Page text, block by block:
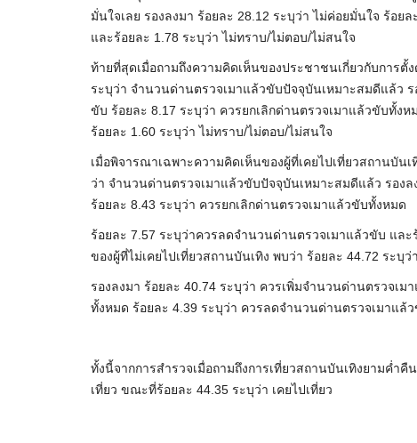
มั่นใจเลย รองลงมา ร้อยละ 28.12 ระบุว่า ไม่ค่อยมั่นใจ ร้อ
และร้อยละ 1.78 ระบุว่า ไม่ทราบ/ไม่ตอบ/ไม่สนใจ
ท้ายที่สุดเมื่อถามถึงความคิดเห็นของประชาชนเกี่ยวกับการตั้
ระบุว่า จำนวนด่านตรวจเมาแล้วขับปัจจุบันเหมาะสมดีแล้ว
ขับ ร้อยละ 8.17 ระบุว่า ควรยกเลิกด่านตรวจเมาแล้วขับทั้ง
ร้อยละ 1.60 ระบุว่า ไม่ทราบ/ไม่ตอบ/ไม่สนใจ
เมื่อพิจารณาเฉพาะความคิดเห็นของผู้ที่เคยไปเที่ยวสถานบัน
ว่า จำนวนด่านตรวจเมาแล้วขับปัจจุบันเหมาะสมดีแล้ว รอง
ร้อยละ 8.43 ระบุว่า ควรยกเลิกด่านตรวจเมาแล้วขับทั้งหมด
ร้อยละ 7.57 ระบุว่าควรลดจำนวนด่านตรวจเมาแล้วขับ แล
ของผู้ที่ไม่เคยไปเที่ยวสถานบันเทิง พบว่า ร้อยละ 44.72 ระ
รองลงมา ร้อยละ 40.74 ระบุว่า ควรเพิ่มจำนวนด่านตรวจเ
ทั้งหมด ร้อยละ 4.39 ระบุว่า ควรลดจำนวนด่านตรวจเมาแล้
ทั้งนี้จากการสำรวจเมื่อถามถึงการเที่ยวสถานบันเทิงยามค่ำ
เที่ยว ขณะที่ร้อยละ 44.35 ระบุว่า เคยไปเที่ยว